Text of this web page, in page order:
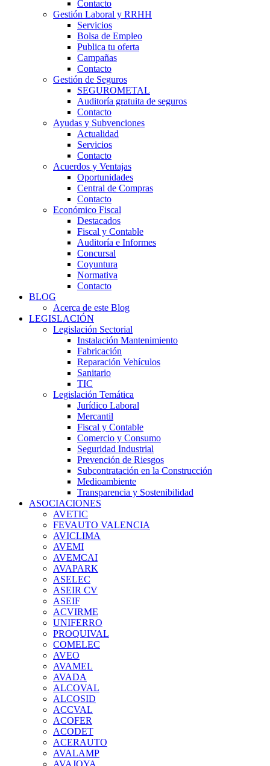
Contacto
Gestión Laboral y RRHH
Servicios
Bolsa de Empleo
Publica tu oferta
Campañas
Contacto
Gestión de Seguros
SEGUROMETAL
Auditoría gratuita de seguros
Contacto
Ayudas y Subvenciones
Actualidad
Servicios
Contacto
Acuerdos y Ventajas
Oportunidades
Central de Compras
Contacto
Económico Fiscal
Destacados
Fiscal y Contable
Auditoría e Informes
Concursal
Coyuntura
Normativa
Contacto
BLOG
Acerca de este Blog
LEGISLACIÓN
Legislación Sectorial
Instalación Mantenimiento
Fabricación
Reparación Vehículos
Sanitario
TIC
Legislación Temática
Jurídico Laboral
Mercantil
Fiscal y Contable
Comercio y Consumo
Seguridad Industrial
Prevención de Riesgos
Subcontratación en la Construcción
Medioambiente
Transparencia y Sostenibilidad
ASOCIACIONES
AVETIC
FEVAUTO VALENCIA
AVICLIMA
AVEMI
AVEMCAI
AVAPARK
ASELEC
ASEIR CV
ASEIF
ACVIRME
UNIFERRO
PROQUIVAL
COMELEC
AVEO
AVAMEL
AVADA
ALCOVAL
ALCOSID
ACCVAL
ACOFER
ACODET
ACERAUTO
AVALAMP
AVAJOYA